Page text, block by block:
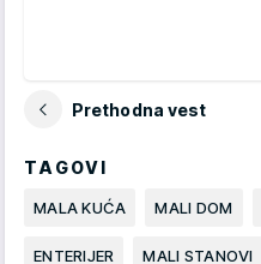
Prethodna vest
TAGOVI
MALA KUĆA MALI DOM
ENTERIJER MALI STANOVI